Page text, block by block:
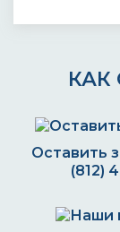
КАК
Оставить
(812)